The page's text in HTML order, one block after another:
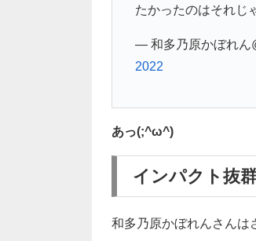
たかったのはそれじ
— 和多乃原かぼれん
2022
あっ(;^ω^)
インパクト抜
和多乃原かぼれんさんは